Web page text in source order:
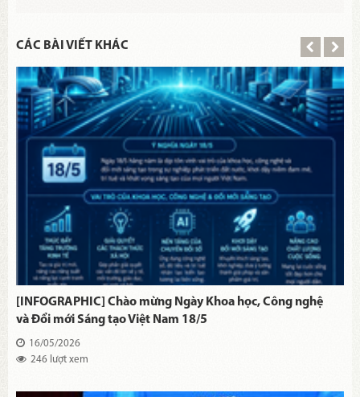
CÁC BÀI VIẾT KHÁC
[INFOGRAPHIC] Chào mừng Ngày Khoa học, Công nghệ
và Đổi mới Sáng tạo Việt Nam 18/5
16/05/2026
246 lượt xem